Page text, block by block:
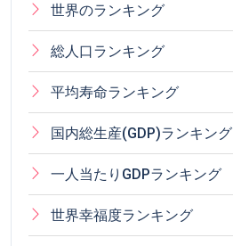
世界のランキング
総人口ランキング
平均寿命ランキング
国内総生産(GDP)ランキング
一人当たりGDPランキング
世界幸福度ランキング